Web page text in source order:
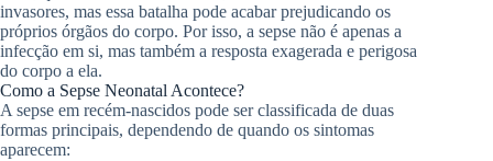
invasores, mas essa batalha pode acabar prejudicando os
próprios órgãos do corpo. Por isso, a sepse não é apenas a
infecção em si, mas também a resposta exagerada e perigosa
do corpo a ela.
Como a Sepse Neonatal Acontece?
A sepse em recém-nascidos pode ser classificada de duas
formas principais, dependendo de quando os sintomas
aparecem: